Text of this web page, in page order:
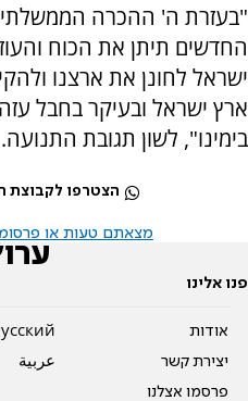
"בעזרת ה' ההכרה
החדשים תיתן את הכוח
ישראל לחונן את ארצנו
ארץ ישראל ובעיקר בחבל
בימינו", לשון תגובת התנועה.
הצטרפו לקבוצת
מצאתם טעות או
פנו אלינו
אודות
יצירת קשר
פרסמו אצלנו
عربية